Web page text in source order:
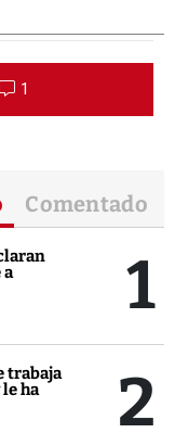
1
Comentado
a
1
trabaja
ha
2